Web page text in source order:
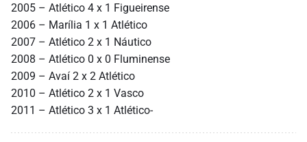
2005 – Atlético 4 x 1 Figueirense
2006 – Marília 1 x 1 Atlético
2007 – Atlético 2 x 1 Náutico
2008 – Atlético 0 x 0 Fluminense
2009 – Avaí 2 x 2 Atlético
2010 – Atlético 2 x 1 Vasco
2011 – Atlético 3 x 1 Atlético-